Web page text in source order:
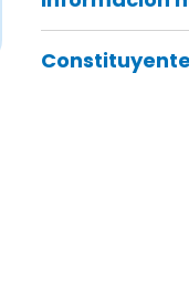
cereales,